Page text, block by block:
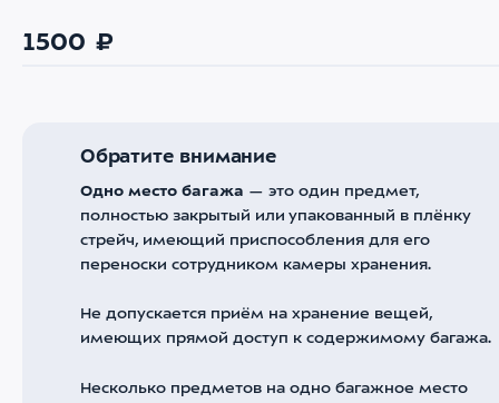
1500 ₽
Обратите внимание
Одно место багажа — это один предмет,
полностью закрытый или упакованный в плёнку
стрейч, имеющий приспособления для его
переноски сотрудником камеры хранения.
Не допускается приём на хранение вещей,
имеющих прямой доступ к содержимому багажа.
Несколько предметов на одно багажное место